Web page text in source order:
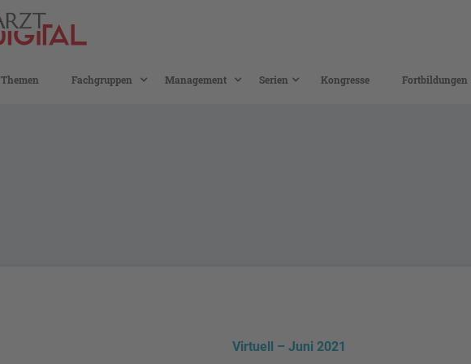
Themen Fachgruppen Management Serien Kongresse Fortbildungen
Virtuell – Juni 2021